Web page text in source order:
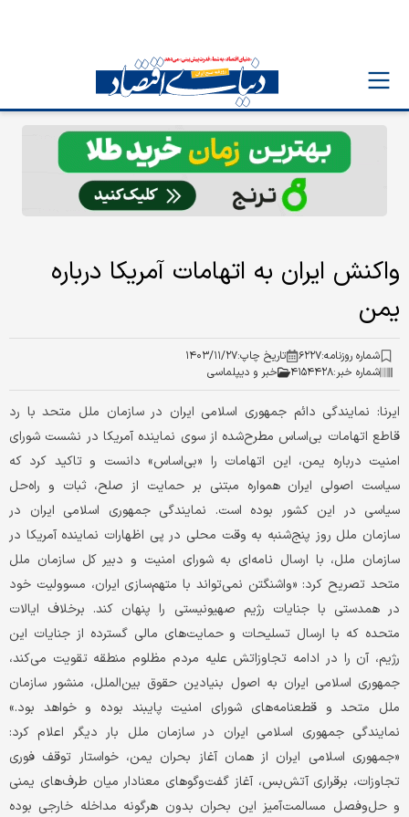
واکنش ایران به اتهامات آمریکا درباره
یمن
شماره روزنامه:۶۲۲۷ تاریخ چاپ:۱۴۰۳/۱۱/۲۷
شماره خبر:۴۱۵۴۴۲۸ خبر و دیپلماسی
ایرنا: نمایندگی دائم جمهوری اسلامی ایران در سازمان ملل متحد با رد
قاطع اتهامات بی‌اساس مطرح‌شده از سوی نماینده آمریکا در نشست شورای
امنیت درباره یمن، این اتهامات را «بی‌اساس» دانست و تاکید کرد که
سیاست اصولی ایران همواره مبتنی بر حمایت از صلح، ثبات و راه‌حل
سیاسی در این کشور بوده است. نمایندگی جمهوری اسلامی ایران در
سازمان ملل روز پنج‌شنبه به وقت محلی در پی اظهارات نماینده آمریکا در
سازمان ملل، با ارسال نامه‌ای به شورای امنیت و دبیر کل سازمان ملل
متحد تصریح کرد: «واشنگتن نمی‌تواند با متهم‌سازی ایران، مسوولیت خود
در همدستی با جنایات رژیم صهیونیستی را پنهان کند. برخلاف ایالات
متحده که با ارسال تسلیحات و حمایت‌های مالی گسترده از جنایات این
رژیم، آن را در ادامه تجاوزاتش علیه مردم مظلوم منطقه تقویت می‌کند،
جمهوری اسلامی ایران به اصول بنیادین حقوق بین‌الملل، منشور سازمان
ملل متحد و قطعنامه‌های شورای امنیت پایبند بوده و خواهد بود.»
نمایندگی جمهوری اسلامی ایران در سازمان ملل بار دیگر اعلام کرد:
«جمهوری اسلامی ایران از همان آغاز بحران یمن، خواستار توقف فوری
تجاوزات، برقراری آتش‌بس، آغاز گفت‌وگوهای معنادار میان طرف‌های یمنی
و حل‌وفصل مسالمت‌آمیز این بحران بدون هرگونه مداخله خارجی بوده